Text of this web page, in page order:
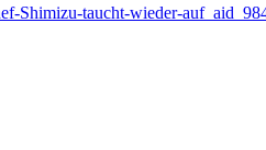
Shimizu-taucht-wieder-